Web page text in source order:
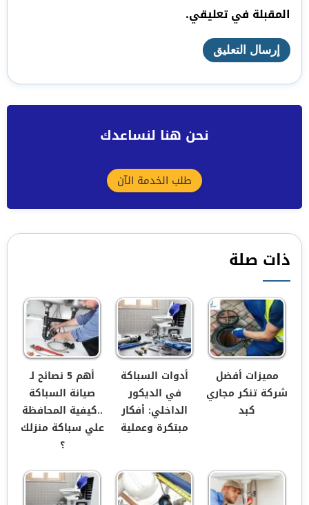
المقبلة في تعليقي.
نحن هنا لنساعدك
طلب الخدمة الآن
ذات صلة
مميزات أفضل
شركة تنكر مجاري
كبد
أدوات السباكة
في الديكور
الداخلي: أفكار
مبتكرة وعملية
أهم 5 نصائح لـ
صيانة السباكة
..كيفية المحافظة
علي سباكة منزلك
؟